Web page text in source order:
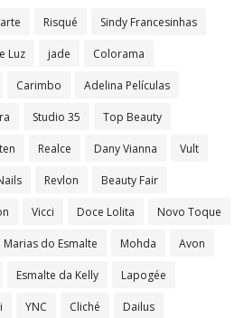
Risqué Sindy Francesinhas
Luz jade Colorama
Carimbo Adelina Películas
Studio 35 Top Beauty
Realce Dany Vianna Vult
Revlon Beauty Fair
Vicci Doce Lolita Novo Toque
Marias do Esmalte Mohda Avon
Esmalte da Kelly Lapogée
YNC Cliché Dailus